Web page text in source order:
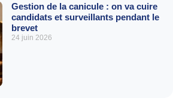
Gestion de la canicule : on va cuire
candidats et surveillants pendant le
brevet
24 juin 2026